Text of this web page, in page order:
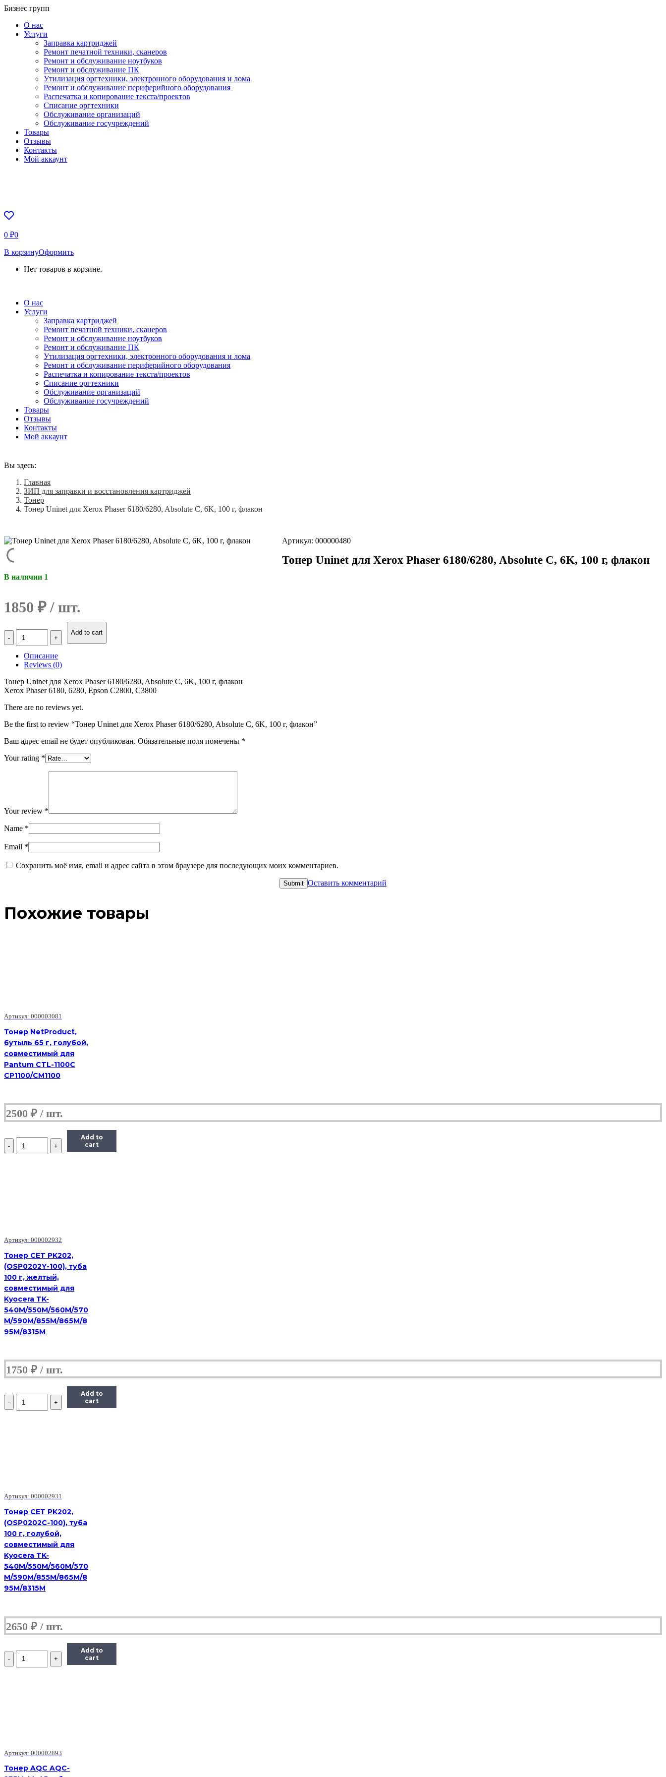
Перейти
содержанию
Бизнес групп
О нас
Услуги
Заправка картриджей
Ремонт печатной техники, сканеров
Ремонт и обслуживание ноутбуков
Ремонт и обслуживание ПК
Утилизация оргтехники, электронного оборудования и лома
Ремонт и обслуживание периферийного оборудования
Распечатка и копирование текста/проектов
Списание оргтехники
Обслуживание организаций
Обслуживание госучреждений
Товары
Отзывы
Контакты
Мой аккаунт
0 ₽0
В корзинуОформить
Нет товаров в корзине.
О нас
Услуги
Заправка картриджей
Ремонт печатной техники, сканеров
Ремонт и обслуживание ноутбуков
Ремонт и обслуживание ПК
Утилизация оргтехники, электронного оборудования и лома
Ремонт и обслуживание периферийного оборудования
Распечатка и копирование текста/проектов
Списание оргтехники
Обслуживание организаций
Обслуживание госучреждений
Товары
Отзывы
Контакты
Мой аккаунт
Вы здесь:
Главная
ЗИП для заправки и восстановления картриджей
Тонер
Тонер Uninet для Xerox Рhaser 6180/6280, Absolute C, 6K, 100 г, флакон
Артикул: 000000480
Тонер Uninet для Xerox Рhaser 6180/6280, Absolute C, 6K, 100 г, флакон
В наличии 1
1850 ₽
Количество
Тонер
Xerox
Рhaser
6180/6280,
Absolute
C,
100
флакон
Add to cart
Описание
Reviews (0)
Тонер Uninet для Xerox Рhaser 6180/6280, Absolute C, 6K, 100 г, флакон
Xerox Phaser 6180, 6280, Epson C2800, C3800
There are no reviews yet.
Be the first to review “Тонер Uninet для Xerox Рhaser 6180/6280, Absolute C, 6K, 100 г, флакон”
Ваш адрес email не будет опубликован. Обязательные поля помечены *
Your rating *
Your review *
Name *
Email *
Сохранить моё имя, email и адрес сайта в этом браузере для последующих моих комментариев.
Оставить комментарий
Похожие товары
Артикул: 000003081
Тонер NetProduct,
бутыль 65 г, голубой,
совместимый для
Pantum CTL-1100C
CP1100/CM1100
2500 ₽
Количество
Тонер
г,
Add to
cart
Артикул: 000002932
Тонер CET PK202,
(OSP0202Y-100), туба
100 г, желтый,
совместимый для
Kyocera TK-
540M/550M/560M/570
M/590M/855M/865M/8
95M/8315M
1750 ₽
Количество
Тонер
г,
Add to
cart
Артикул: 000002931
Тонер CET PK202,
(OSP0202C-100), туба
100 г, голубой,
совместимый для
Kyocera TK-
540M/550M/560M/570
M/590M/855M/865M/8
95M/8315M
2650 ₽
Количество
Тонер
г,
Add to
cart
Артикул: 000002893
Тонер AQC AQC-